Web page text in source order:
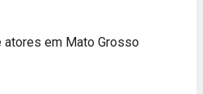
em Mato Grosso